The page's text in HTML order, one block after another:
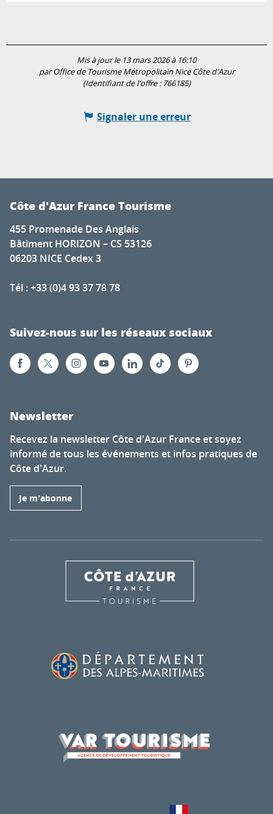
Mis à jour le 13 mars 2026 à 16:10
par Office de Tourisme Métropolitain Nice Côte d'Azur
(Identifiant de l'offre : 766185)
Signaler une erreur
Côte d'Azur France Tourisme
455 Promenade Des Anglais
Bâtiment HORIZON – CS 53126
06203 NICE Cedex 3
Tél : +33 (0)4 93 37 78 78
Suivez-nous sur les réseaux sociaux
Newsletter
Recevez la newsletter Côte d'Azur France et soyez
informé de tous les événements et infos pratiques de
Côte d'Azur.
Je m'abonne